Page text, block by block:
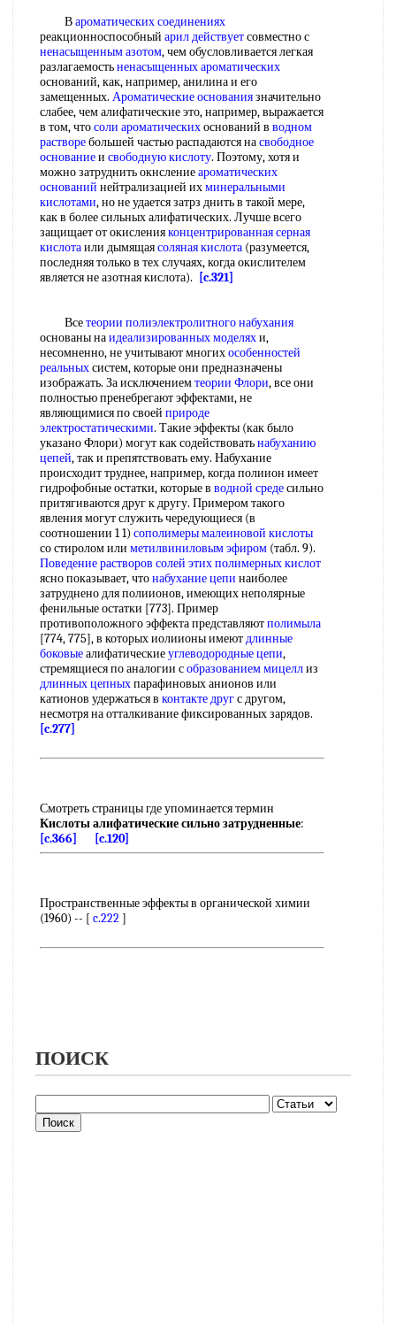
Вароматических соединениях
реакционноспособный арил действуетсовместно с
ненасыщенным азотом, чем обусловливается легкая
разлагаемостьненасыщенных ароматических
оснований, как, например, анилина и его
замещенных. Ароматические основаниязначительно
слабее, чем алифатические это, например, выражается
в том, чтосоли ароматическихоснований в водном
растворебольшей частью распадаются насвободное
основаниеи свободную кислоту. Поэтому, хотя и
можно затруднить окнслениеароматических
оснований нейтрализацией ихминеральными
кислотами, но не удается затрз днить в такой мере,
как в более сильных алифатических. Лучше всего
защищает от окисленияконцентрированная серная
кислотаили дымящаясоляная кислота (разумеется,
последняя только в тех случаях, когда окислителем
является не азотная кислота).
[c.321]
Всетеории полиэлектролитного набухания
основаны наидеализированных моделяхи,
несомненно, не учитывают многихособенностей
реальныхсистем, которые они предназначены
изображать. За исключениемтеории Флори, все они
полностью пренебрегают эффектами, не
являющимися по своей природе
электростатическими. Такие эффекты (как было
указано Флори) могут как содействоватьнабуханию
цепей, так и препятствовать ему. Набухание
происходит труднее, например, когда полиион имеет
гидрофобные остатки, которые в водной средесильно
притягиваются друг к другу. Примером такого
явления могут служить чередующиеся (в
соотношении 1 1) сополимеры малеиновой кислоты
со стиролом или метилвиниловым эфиром (табл. 9).
Поведение растворов солей этихполимерных кислот
ясно показывает, чтонабухание цепи наиболее
затруднено для полиионов, имеющих неполярные
фенильные остатки [773]. Пример
противоположного эффекта представляютполимыла
[774, 775], в которых иолиионы имеютдлинные
боковыеалифатическиеуглеводородные цепи,
стремящиеся по аналогии собразованием мицеллиз
длинных цепныхпарафиновых анионов или
катионов удержаться в контакте другс другом,
несмотря на отталкивание фиксированных зарядов.
[c.277]
Смотреть страницы где упоминается термин
Кислоты алифатические сильно затрудненные:
[c.366]
[c.120]
Пространственные эффекты в органической химии
(1960) -- [ c.222]
ПОИСК